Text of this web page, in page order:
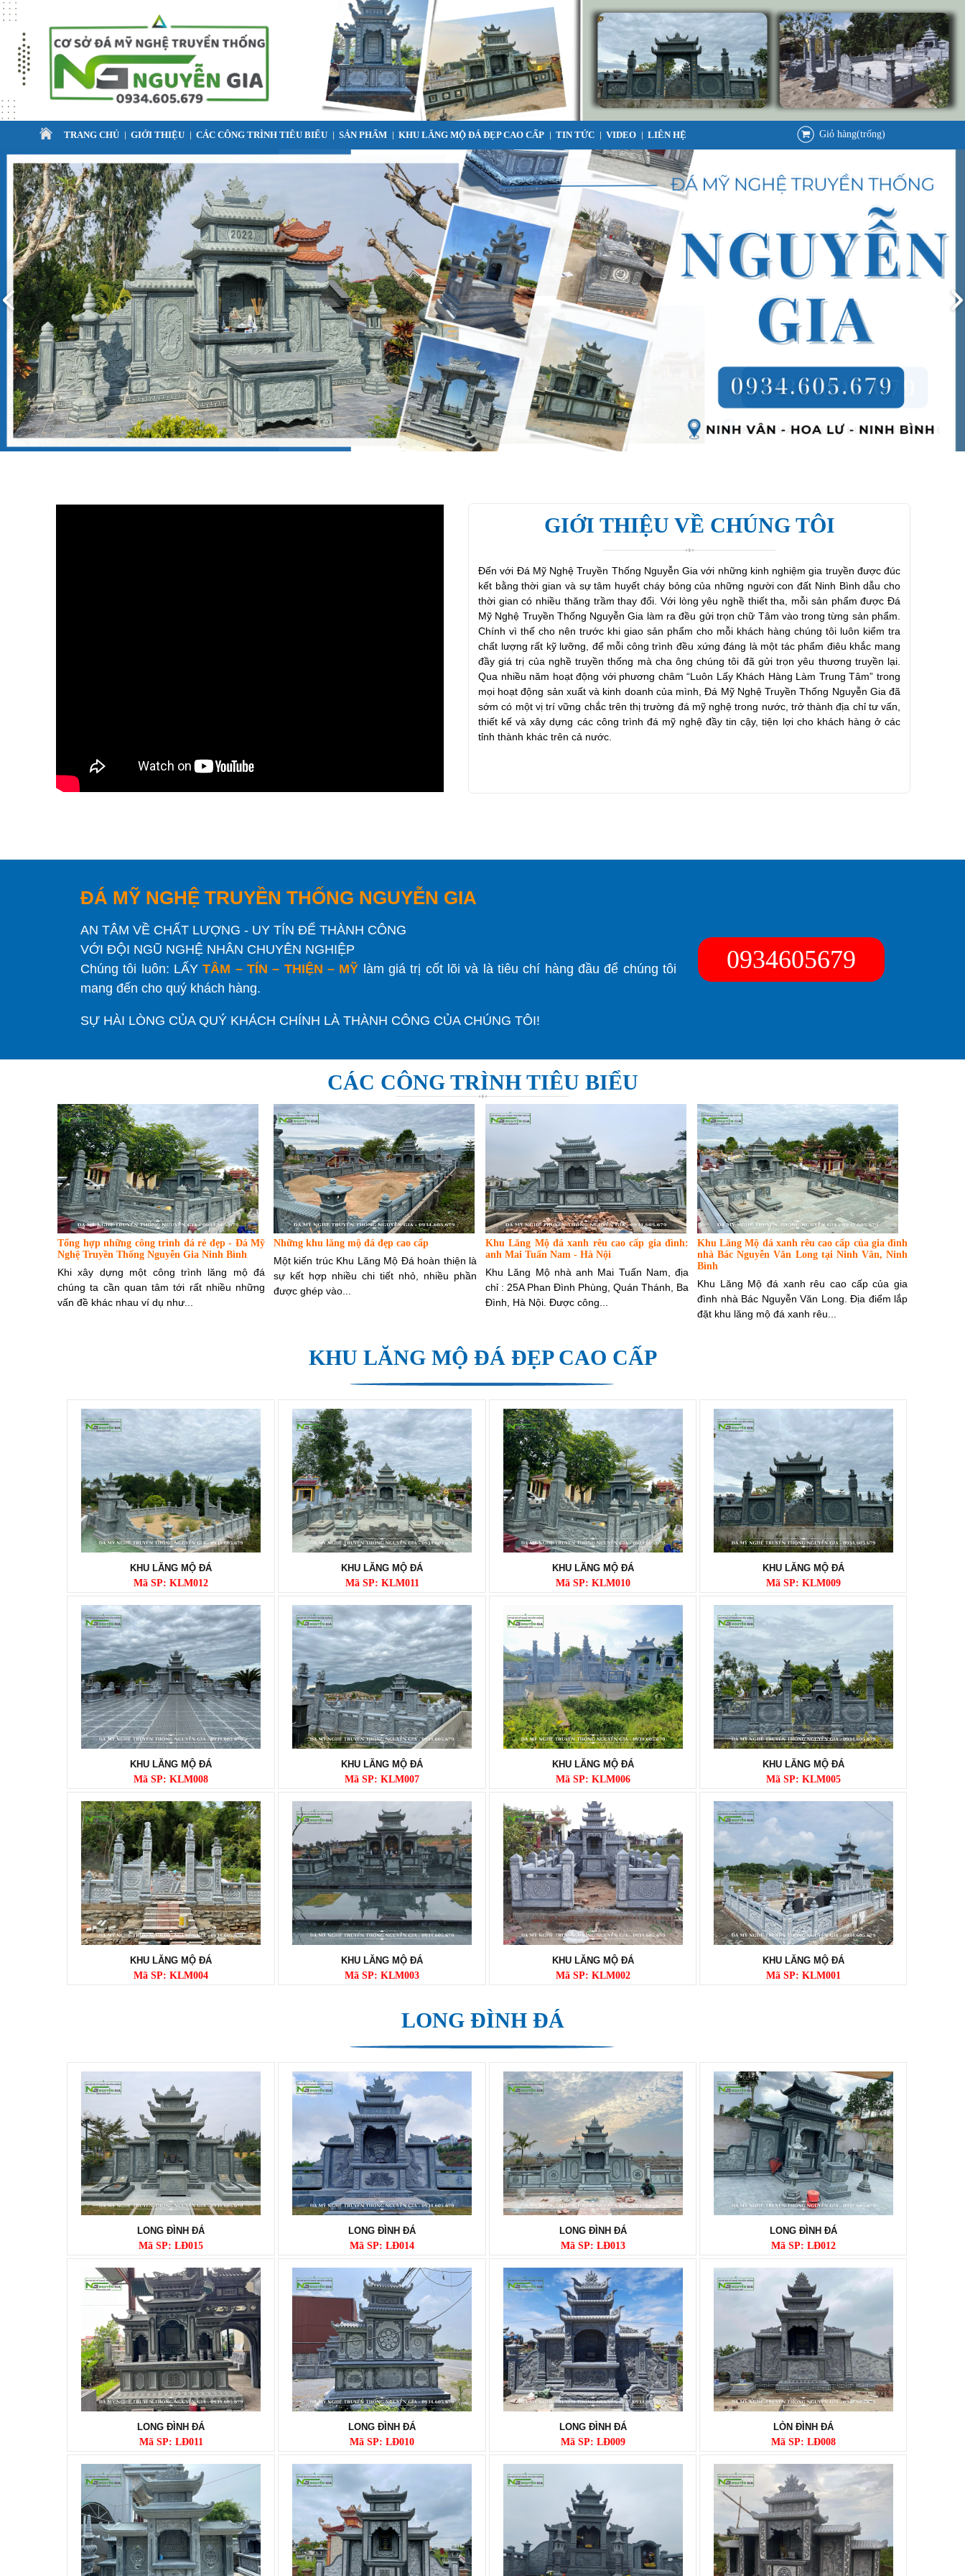
TRANG CHỦ GIỚI THIỆU CÁC CÔNG TRÌNH TIÊU BIỂU SẢN PHẨM KHU LĂNG MỘ ĐÁ ĐẸP CAO CẤP TIN TỨC VIDEO LIÊN HỆ Giỏ hàng(trống)
GIỚI THIỆU VỀ CHÚNG TÔI
Đến với Đá Mỹ Nghệ Truyền Thống Nguyễn Gia với những kinh nghiệm gia truyền được đúc
kết bằng thời gian và sự tâm huyết cháy bỏng của những người con đất Ninh Bình dẫu cho
thời gian có nhiều thăng trầm thay đổi. Với lòng yêu nghề thiết tha, mỗi sản phẩm được Đá
Mỹ Nghệ Truyền Thống Nguyễn Gia làm ra đều gửi trọn chữ Tâm vào trong từng sản phẩm.
Chính vì thế cho nên trước khi giao sản phẩm cho mỗi khách hàng chúng tôi luôn kiểm tra
chất lượng rất kỹ lưỡng, để mỗi công trình đều xứng đáng là một tác phẩm điêu khắc mang
đầy giá trị của nghề truyền thống mà cha ông chúng tôi đã gửi trọn yêu thương truyền lại.
Qua nhiều năm hoạt động với phương châm “Luôn Lấy Khách Hàng Làm Trung Tâm” trong
mọi hoạt động sản xuất và kinh doanh của mình, Đá Mỹ Nghệ Truyền Thống Nguyễn Gia đã
sớm có một vị trí vững chắc trên thị trường đá mỹ nghệ trong nước, trở thành địa chỉ tư vấn,
thiết kế và xây dựng các công trình đá mỹ nghệ đầy tin cậy, tiện lợi cho khách hàng ở các
tỉnh thành khác trên cả nước.
ĐÁ MỸ NGHỆ TRUYỀN THỐNG NGUYỄN GIA
AN TÂM VỀ CHẤT LƯỢNG - UY TÍN ĐỂ THÀNH CÔNG
VỚI ĐỘI NGŨ NGHỆ NHÂN CHUYÊN NGHIỆP
Chúng tôi luôn: LẤYTÂM – TÍN – THIỆN – MỸ làm giá trị cốt lõi và là tiêu chí hàng đầu để chúng tôi
mang đến cho quý khách hàng.
SỰ HÀI LÒNG CỦA QUÝ KHÁCH CHÍNH LÀ THÀNH CÔNG CỦA CHÚNG TÔI!
0934605679
CÁC CÔNG TRÌNH TIÊU BIỂU
Tổng hợp những công trình đá rẻ đẹp - Đá Mỹ
Nghệ Truyền Thống Nguyễn Gia Ninh Bình
Khi xây dựng một công trình lăng mộ đá
chúng ta cần quan tâm tới rất nhiều những
vấn đề khác nhau ví dụ như...
Những khu lăng mộ đá đẹp cao cấp
Một kiến trúc Khu Lăng Mộ Đá hoàn thiện là
sự kết hợp nhiều chi tiết nhỏ, nhiều phần
được ghép vào...
Khu Lăng Mộ đá xanh rêu cao cấp gia đình:
anh Mai Tuấn Nam - Hà Nội
Khu Lăng Mộ nhà anh Mai Tuấn Nam, địa
chỉ : 25A Phan Đình Phùng, Quán Thánh, Ba
Đình, Hà Nội. Được công...
Khu Lăng Mộ đá xanh rêu cao cấp của gia đình
nhà Bác Nguyễn Văn Long tại Ninh Vân, Ninh
Bình
Khu Lăng Mộ đá xanh rêu cao cấp của gia
đình nhà Bác Nguyễn Văn Long. Địa điểm lắp
đặt khu lăng mộ đá xanh rêu...
KHU LĂNG MỘ ĐÁ ĐẸP CAO CẤP
KHU LĂNG MỘ ĐÁ
Mã SP: KLM012
KHU LĂNG MỘ ĐÁ
Mã SP: KLM011
KHU LĂNG MỘ ĐÁ
Mã SP: KLM010
KHU LĂNG MỘ ĐÁ
Mã SP: KLM009
KHU LĂNG MỘ ĐÁ
Mã SP: KLM008
KHU LĂNG MỘ ĐÁ
Mã SP: KLM007
KHU LĂNG MỘ ĐÁ
Mã SP: KLM006
KHU LĂNG MỘ ĐÁ
Mã SP: KLM005
KHU LĂNG MỘ ĐÁ
Mã SP: KLM004
KHU LĂNG MỘ ĐÁ
Mã SP: KLM003
KHU LĂNG MỘ ĐÁ
Mã SP: KLM002
KHU LĂNG MỘ ĐÁ
Mã SP: KLM001
LONG ĐÌNH ĐÁ
LONG ĐÌNH ĐÁ
Mã SP: LĐ015
LONG ĐÌNH ĐÁ
Mã SP: LĐ014
LONG ĐÌNH ĐÁ
Mã SP: LĐ013
LONG ĐÌNH ĐÁ
Mã SP: LĐ012
LONG ĐÌNH ĐÁ
Mã SP: LĐ011
LONG ĐÌNH ĐÁ
Mã SP: LĐ010
LONG ĐÌNH ĐÁ
Mã SP: LĐ009
LÒN ĐÌNH ĐÁ
Mã SP: LĐ008